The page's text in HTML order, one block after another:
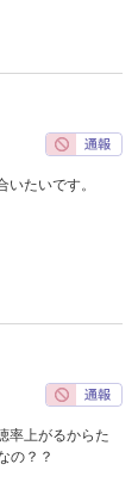
たいです。
率上がるからた
の？？